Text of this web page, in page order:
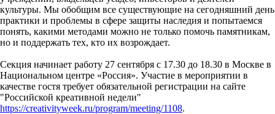
культуры. Мы обобщим все существующие на сегодняшний день
практики и проблемы в сфере защиты наследия и попытаемся
понять, какими методами можно не только помочь памятникам,
но и поддержать тех, кто их возрождает.
Секция начинает работу 27 сентября с 17.30 до 18.30 в Москве в
Национальном центре «Россия». Участие в мероприятии в
качестве гостя требует обязательной регистрации на сайте
"Российской креативной недели"
https://creativityweek.ru/program/meeting/1108.